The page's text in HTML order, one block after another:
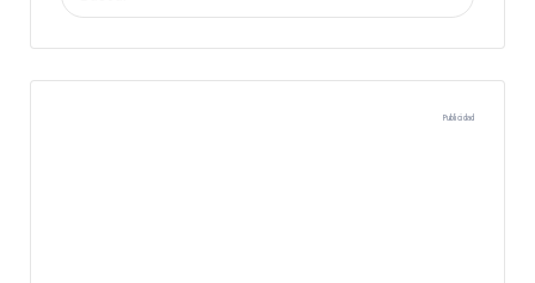
por:
Publicidad